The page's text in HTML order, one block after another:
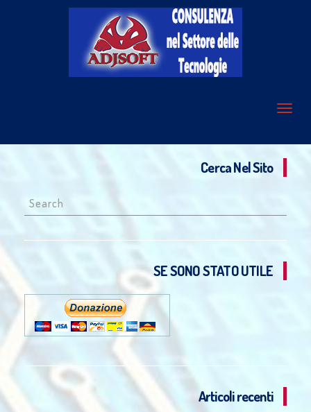
Cerca Nel Sito
Search
for:
SE SONO STATO UTILE
Articoli recenti